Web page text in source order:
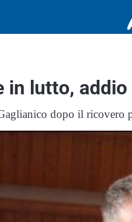
in lutto,
dopo il ricovero